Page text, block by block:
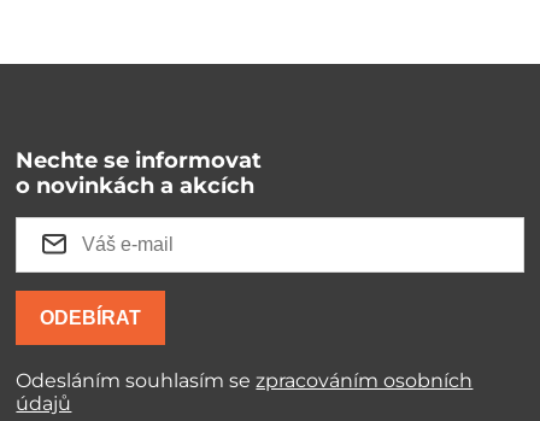
Nechte se informovat
o novinkách a akcích
ODEBÍRAT
Odesláním souhlasím sezpracováním osobních
údajů